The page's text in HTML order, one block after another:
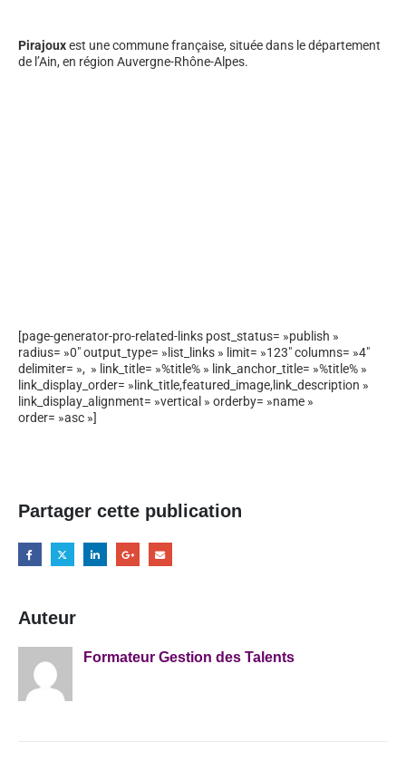
Pirajouxest une commune française, située dans le département
de l’Ain, en région Auvergne-Rhône-Alpes.
[page-generator-pro-related-links post_status= »publish »
radius= »0″ output_type= »list_links » limit= »123″ columns= »4″
delimiter= », » link_title= »%title% » link_anchor_title= »%title% »
link_display_order= »link_title,featured_image,link_description »
link_display_alignment= »vertical » orderby= »name »
order= »asc »]
Partager cette publication
Auteur
Formateur Gestion des Talents